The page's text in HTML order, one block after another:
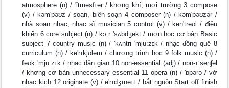
atmosphere (n) / 'ỉtməsfɪər / khơng khí, mơi trường 3 compose
(v) / kəm'pəʊz / soạn, biên soạn 4 composer (n) / kəm'pəʊzər /
nhà soạn nhạc, nhạc sĩ musician 5 control (v) / kən'trəʊl / điều
khiển 6 core subject (n) / kɔːr 'sʌbdʒekt / mơn học cơ bản Basic
subject 7 country music (n) / 'kʌntri 'mju:zɪk / nhạc đồng quê 8
curriculum (n) / kə'rɪkjʊləm / chương trình học 9 folk music (n) /
fəʊk 'mju:zɪk / nhạc dân gian 10 non-essential (adj) / nɒn-ɪˈsenʃəl
/ khơng cơ bản unnecessary essential 11 opera (n) / 'ɒpərə / vở
nhạc kịch 12 originate (v) / ə'rɪdʒɪneɪt / bắt nguồn Start off finish